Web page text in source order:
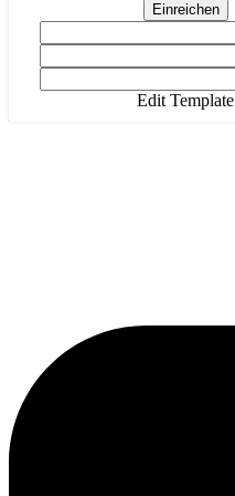
Einreichen
Edit Template